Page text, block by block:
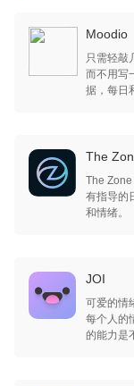
的设计，
Moodio
只需轻敲
而不用写
据，每日
The
The Zone
有指导的
和情绪。
JOI
可爱的情
每个人的
的能力是